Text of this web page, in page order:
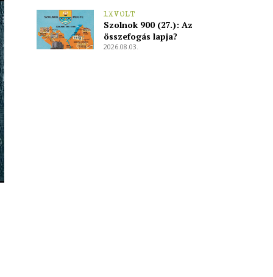
1XVOLT
Szolnok 900 (27.): Az
összefogás lapja?
2026.08.03.